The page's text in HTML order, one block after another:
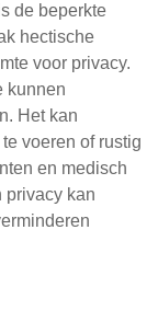
de beperkte
hectische
voor privacy.
kunnen
Het kan
voeren of rustig
en medisch
privacy kan